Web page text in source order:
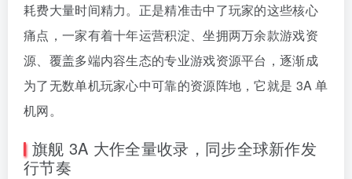
耗费大量时间精力。正是精准击中了玩家的这些核心
痛点，一家有着十年运营积淀、坐拥两万余款游戏资
源、覆盖多端内容生态的专业游戏资源平台，逐渐成
为了无数单机玩家心中可靠的资源阵地，它就是 3A 单
机网。
旗舰 3A 大作全量收录，同步全球新作发
行节奏